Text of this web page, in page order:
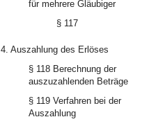
für mehrere Gläubiger
§ 117
4. Auszahlung des Erlöses
§ 118 Berechnung der
auszuzahlenden Beträge
§ 119 Verfahren bei der
Auszahlung